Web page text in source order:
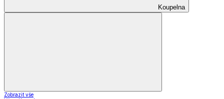
Koupelna
Zobrazit vše